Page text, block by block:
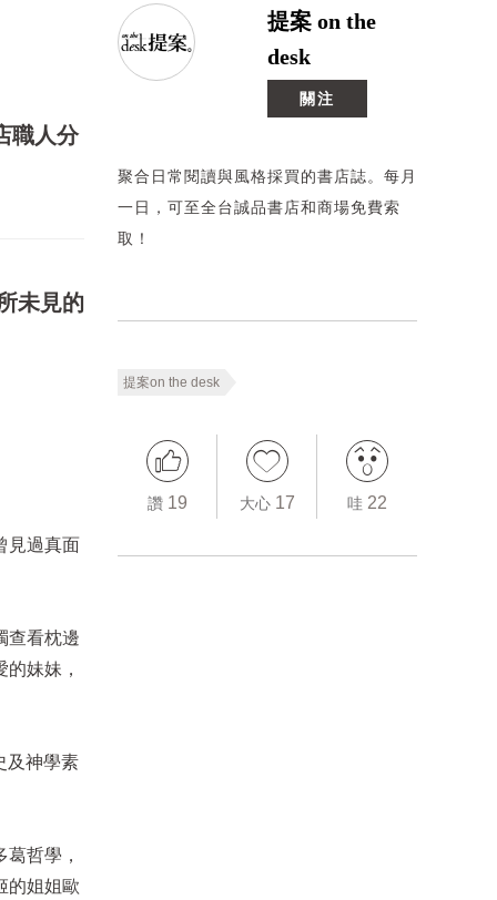
職人分
未見的
見過真面
查看枕邊
妹妹，
及神學素
哲學，
的姐姐歐
提案 on the
desk
關注
聚合日常閱讀與風格採買的書店誌。每月
一日，可至全台誠品書店和商場免費索
取！
提案on the desk
讚 19 大心 17 哇 22